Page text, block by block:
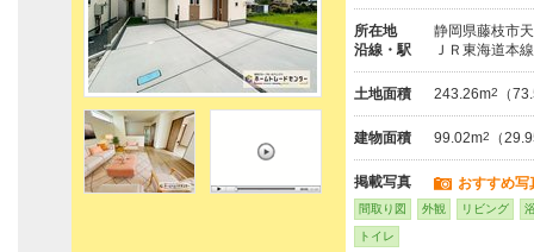
所在地
静岡県藤枝市
沿線・駅
ＪＲ東海道本
土地面積 243.26m2 （
建物面積 99.02m2 （
掲載写真 おすすめ写
間取り図 外観 リビング
トイレ